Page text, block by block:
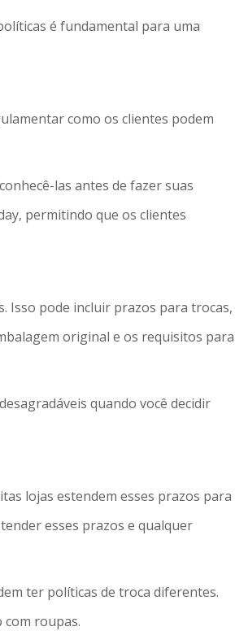
é fundamental para uma
como os clientes podem
las antes de fazer suas
permitindo que os clientes
Isso pode incluir prazos para trocas,
original e os requisitos para
quando você decidir
lojas estendem esses prazos para
esses prazos e qualquer
ter políticas de troca diferentes.
roupas.